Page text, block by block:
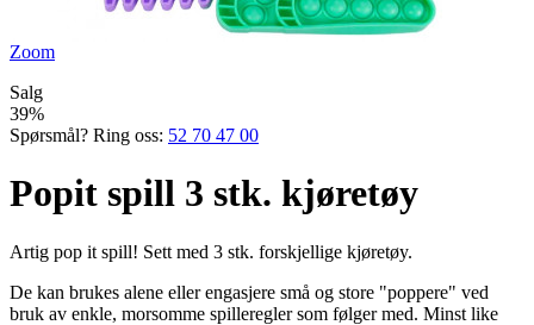
Zoom
Salg
39%
Spørsmål? Ring oss: 52 70 47 00
Popit spill 3 stk. kjøretøy
Artig pop it spill! Sett med 3 stk. forskjellige kjøretøy.
De kan brukes alene eller engasjere små og store "poppere" ved
bruk av enkle, morsomme spilleregler som følger med. Minst like